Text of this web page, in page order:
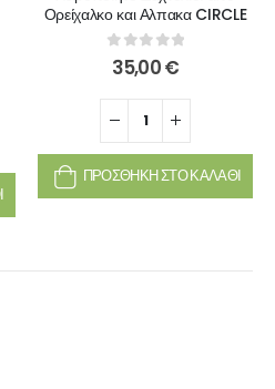
Ορείχαλκο και Αλπακα CIRCLE
0out of 5
35,00€
ΠΡΟΣΘΉΚΗ ΣΤΟ ΚΑΛΆΘΙ